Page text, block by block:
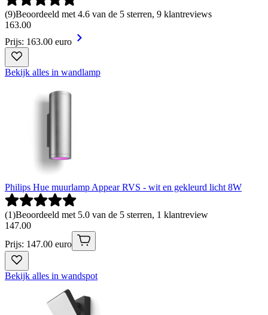
(9)Beoordeeld met 4.6 van de 5 sterren, 9 klantreviews
163.00
Prijs: 163.00 euro
Bekijk alles in wandlamp
Philips Hue muurlamp Appear RVS - wit en gekleurd licht 8W
(1)Beoordeeld met 5.0 van de 5 sterren, 1 klantreview
147.00
Prijs: 147.00 euro
Bekijk alles in wandspot